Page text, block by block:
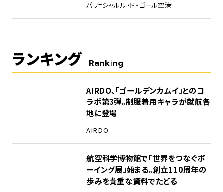
パリ=シャルル・ド・ゴール空港
ランキング Ranking
AIRDO、「ゴールデンカムイ」とのコ
ラボ第3弾。制服着用キャラが就航各
地に登場
AIRDO
航空科学博物館で「世界をつなぐボ
ーイング展」始まる。創立110周年の
歩みを貴重な資料でたどる